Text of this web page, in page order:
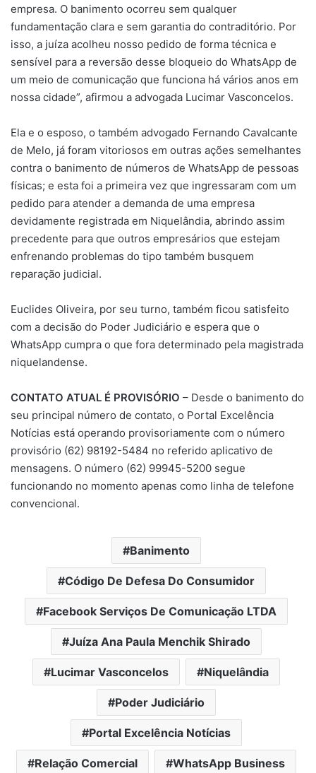
empresa. O banimento ocorreu sem qualquer
fundamentação clara e sem garantia do contraditório. Por
isso, a juíza acolheu nosso pedido de forma técnica e
sensível para a reversão desse bloqueio do WhatsApp de
um meio de comunicação que funciona há vários anos em
nossa cidade”, afirmou a advogada Lucimar Vasconcelos.
Ela e o esposo, o também advogado Fernando Cavalcante
de Melo, já foram vitoriosos em outras ações semelhantes
contra o banimento de números de WhatsApp de pessoas
físicas; e esta foi a primeira vez que ingressaram com um
pedido para atender a demanda de uma empresa
devidamente registrada em Niquelândia, abrindo assim
precedente para que outros empresários que estejam
enfrenando problemas do tipo também busquem
reparação judicial.
Euclides Oliveira, por seu turno, também ficou satisfeito
com a decisão do Poder Judiciário e espera que o
WhatsApp cumpra o que fora determinado pela magistrada
niquelandense.
CONTATO ATUAL É PROVISÓRIO – Desde o banimento do
seu principal número de contato, o Portal Excelência
Notícias está operando provisoriamente com o número
provisório (62) 98192-5484 no referido aplicativo de
mensagens. O número (62) 99945-5200 segue
funcionando no momento apenas como linha de telefone
convencional.
Banimento
Código De Defesa Do Consumidor
Facebook Serviços De Comunicação LTDA
Juíza Ana Paula Menchik Shirado
Lucimar Vasconcelos Niquelândia
Poder Judiciário
Portal Excelência Notícias
Relação Comercial WhatsApp Business